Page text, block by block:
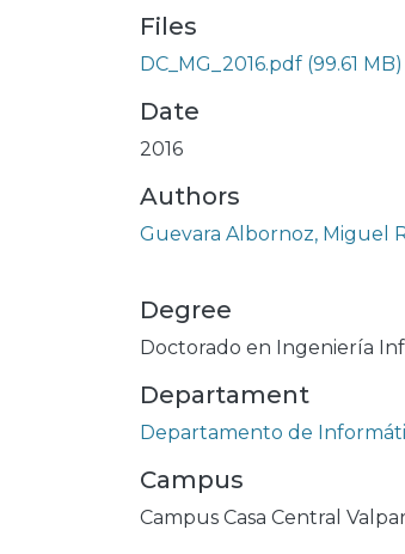
Files
DC_MG_2016.pdf (99.61 MB)
Date
2016
Authors
Guevara Albornoz, Miguel
Degree
Doctorado en Ingeniería
Departament
Departamento de
Campus
Campus Casa Central